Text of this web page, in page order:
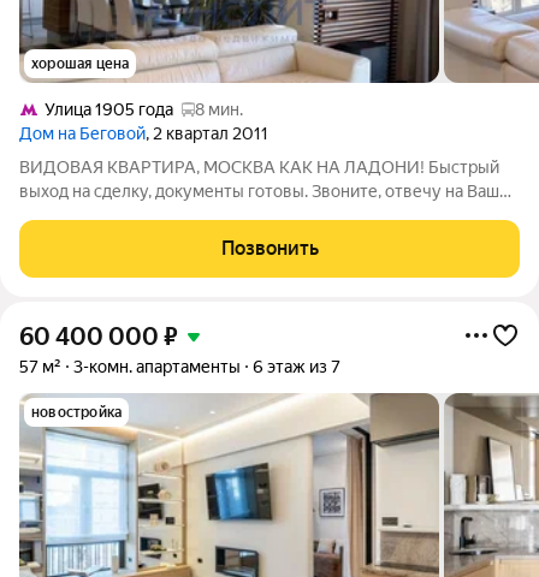
хорошая цена
Улица 1905 года
8 мин.
Дом на Беговой, 2 квартал 2011
ВИДОВАЯ КВАРТИРА, МОСКВА КАК НА ЛАДОНИ! Быстрый
выход на сделку, документы готовы. Звоните, отвечу на Ваши
мин. пешком). B пpодаже просторная, светлая, полнoстью
готовая к жизни квартира
Позвонить
60 400 000 ₽
57 м² 3-комн. апартаменты 6 этаж из 7
новостройка